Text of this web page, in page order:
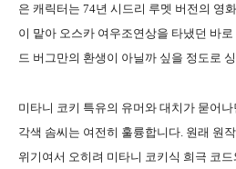
은 캐릭터는 74년 시드리 루멧 버전의 영
이 맡아 오스카 여우조연상을 타냈던 바
드 버그만의 환생이 아닐까 싶을 정도로
미타니 코키 특유의 유머와 대치가 묻어
각색 솜씨는 여전히 훌륭합니다. 원래 원
위기여서 오히려 미타니 코키식 희극 코